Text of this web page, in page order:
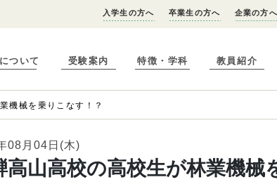
入学生の方へ 卒業生の方へ 企業の方
ついて 受験案内 特徴・学科 教員紹介
機械を乗りこなす！？
08月04日(木)
高山高校の高校生が林業機械